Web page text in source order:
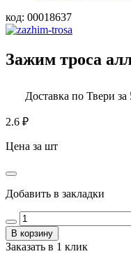
код: 00018637
Зажим троса
Доставка по Твери за
2.6 ₽
Цена за шт
Добавить в закладки
В корзину
Заказать в 1 клик